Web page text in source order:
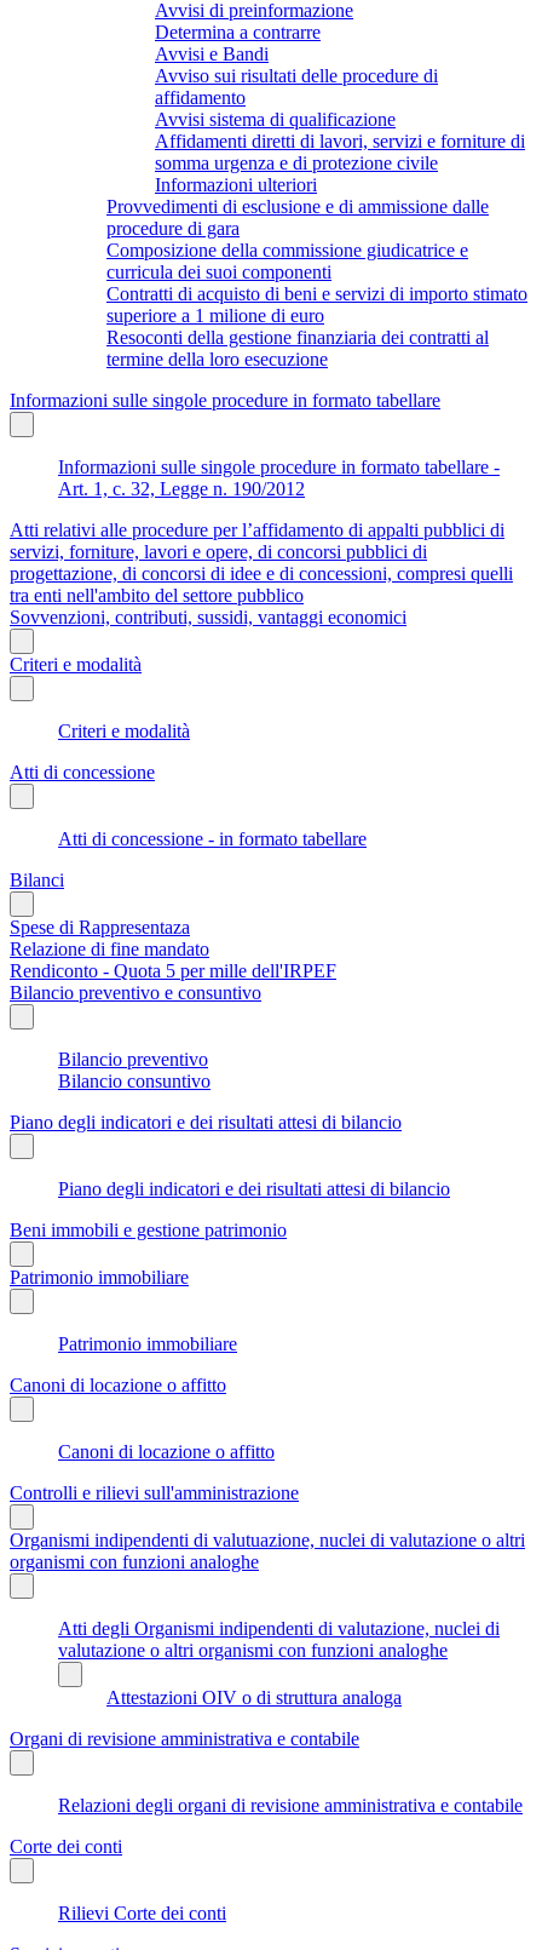
Avvisi di preinformazione
Determina a contrarre
Avvisi e Bandi
Avviso sui risultati delle procedure di
affidamento
Avvisi sistema di qualificazione
Affidamenti diretti di lavori, servizi e forniture di
somma urgenza e di protezione civile
Informazioni ulteriori
Provvedimenti di esclusione e di ammissione dalle
procedure di gara
Composizione della commissione giudicatrice e
curricula dei suoi componenti
Contratti di acquisto di beni e servizi di importo stimato
superiore a 1 milione di euro
Resoconti della gestione finanziaria dei contratti al
termine della loro esecuzione
Informazioni sulle singole procedure in formato tabellare
Informazioni sulle singole procedure in formato tabellare -
Art. 1, c. 32, Legge n. 190/2012
Atti relativi alle procedure per l’affidamento di appalti pubblici di
servizi, forniture, lavori e opere, di concorsi pubblici di
progettazione, di concorsi di idee e di concessioni, compresi quelli
tra enti nell'ambito del settore pubblico
Sovvenzioni, contributi, sussidi, vantaggi economici
Criteri e modalità
Criteri e modalità
Atti di concessione
Atti di concessione - in formato tabellare
Bilanci
Spese di Rappresentaza
Relazione di fine mandato
Rendiconto - Quota 5 per mille dell'IRPEF
Bilancio preventivo e consuntivo
Bilancio preventivo
Bilancio consuntivo
Piano degli indicatori e dei risultati attesi di bilancio
Piano degli indicatori e dei risultati attesi di bilancio
Beni immobili e gestione patrimonio
Patrimonio immobiliare
Patrimonio immobiliare
Canoni di locazione o affitto
Canoni di locazione o affitto
Controlli e rilievi sull'amministrazione
Organismi indipendenti di valutuazione, nuclei di valutazione o altri
organismi con funzioni analoghe
Atti degli Organismi indipendenti di valutazione, nuclei di
valutazione o altri organismi con funzioni analoghe
Attestazioni OIV o di struttura analoga
Organi di revisione amministrativa e contabile
Relazioni degli organi di revisione amministrativa e contabile
Corte dei conti
Rilievi Corte dei conti